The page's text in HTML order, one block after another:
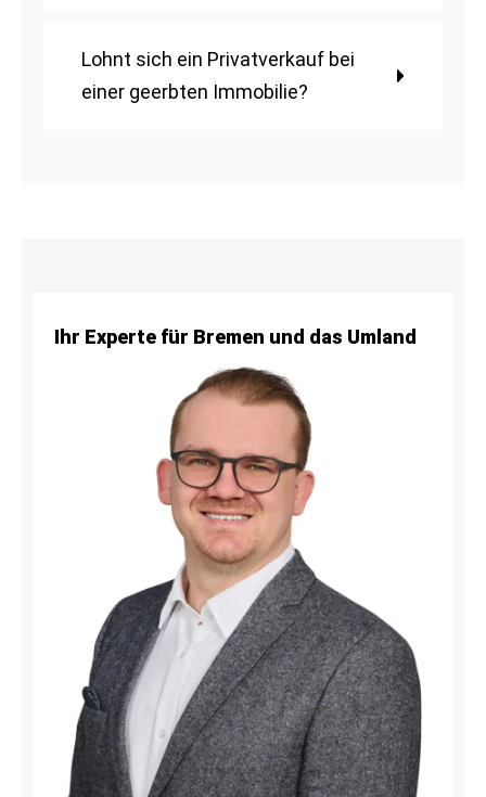
Lohnt sich ein Privatverkauf bei
einer geerbten Immobilie?
Ihr Experte für Bremen und das Umland